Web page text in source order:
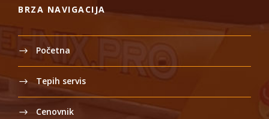
BRZA NAVIGACIJA
Početna
Tepih servis
Cenovnik